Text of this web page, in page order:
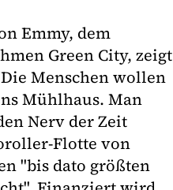
Emmy, dem
Green City, zeigt
Menschen wollen
Mühlhaus. Man
Nerv der Zeit
Flotte von
"bis dato größten